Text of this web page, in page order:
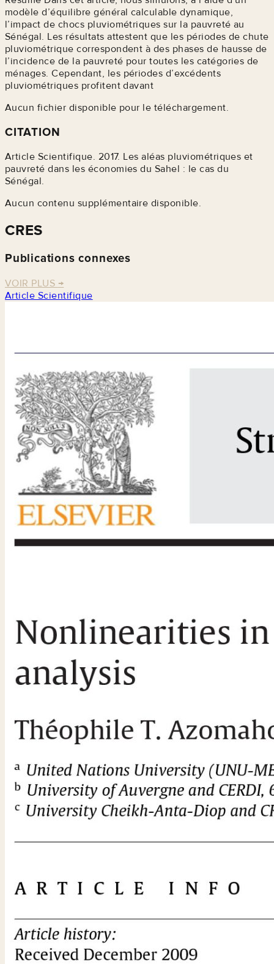
modèle d’équilibre général calculable dynamique,
l’impact de chocs pluviométriques sur la pauvreté au
Sénégal. Les résultats attestent que les périodes de chute
pluviométrique correspondent à des phases de hausse de
l’incidence de la pauvreté pour toutes les catégories de
ménages. Cependant, les périodes d’excédents
pluviométriques profitent davant
Aucun fichier disponible pour le téléchargement.
CITATION
Article Scientifique. 2017. Les aléas pluviométriques et
pauvreté dans les économies du Sahel : le cas du
Sénégal.
Aucun contenu supplémentaire disponible.
CRES
Publications connexes
VOIR PLUS →
Article Scientifique